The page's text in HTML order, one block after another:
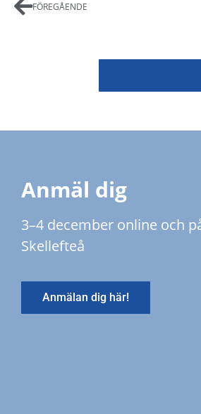
FÖREGÅENDE
Anmäl dig
3–4 december online och
Skellefteå
Anmälan dig här!